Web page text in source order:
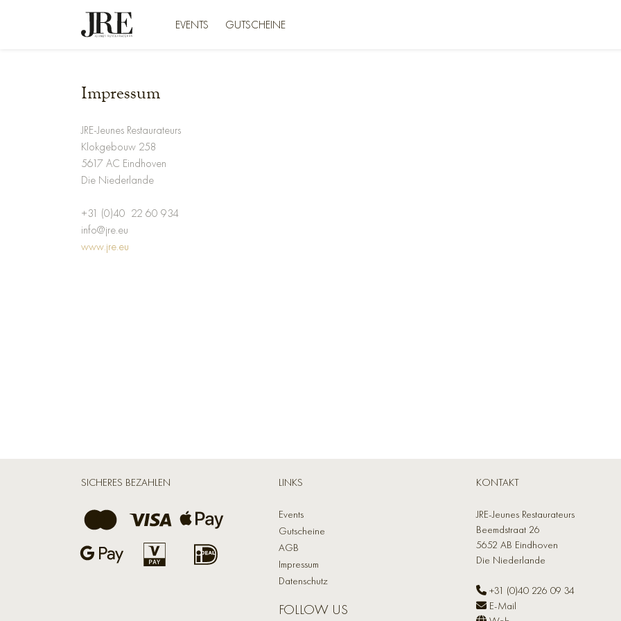
EVENTS GUTSCHEINE
Impressum
JRE-Jeunes Restaurateurs
Klokgebouw 258
5617 AC Eindhoven
Die Niederlande
+31 (0)40 22 60 934
info@jre.eu
www.jre.eu
SICHERES BEZAHLEN LINKS
Events
Gutscheine
AGB
Impressum
Datenschutz
FOLLOW US
KONTAKT
JRE-Jeunes Restaurateurs
Beemdstraat 26
5652 AB Eindhoven
Die Niederlande
+31 (0)40 226 09 34
E-Mail